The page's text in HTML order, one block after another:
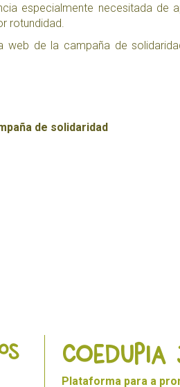
especialmente necesitada de
rotundidad.
de la campaña de solidaridad
de solidaridad
Coedupia
Plataforma para a